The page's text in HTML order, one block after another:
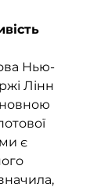
Нью-
Лінн
є